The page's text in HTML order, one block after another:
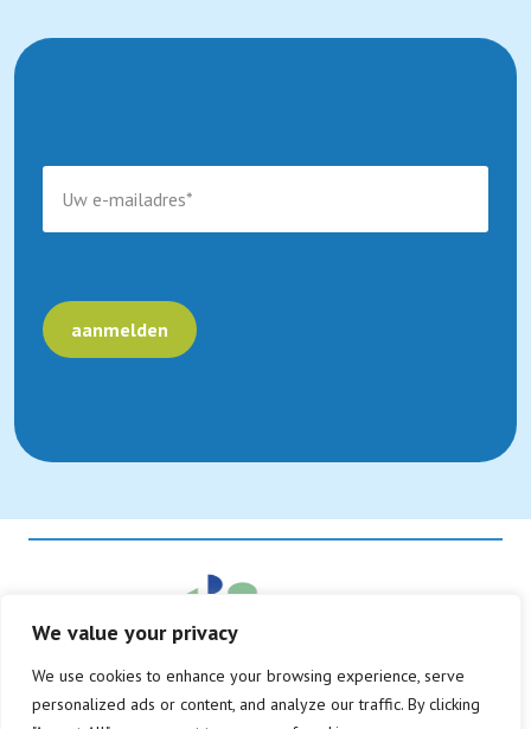
We value your privacy
We use cookies to enhance your browsing experience, serve
personalized ads or content, and analyze our traffic. By clicking
© Copyright 2026